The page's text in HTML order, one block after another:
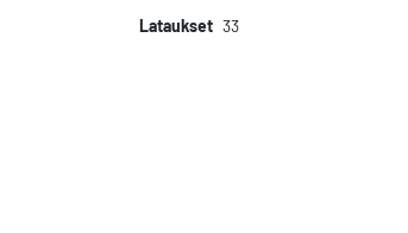
Lataukset 33